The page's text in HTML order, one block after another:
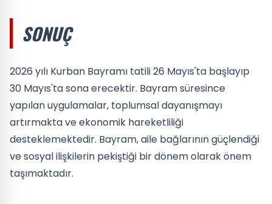
SONUÇ
2026 yılı Kurban Bayramı tatili 26 Mayıs'ta başlayıp
30 Mayıs'ta sona erecektir. Bayram süresince
yapılan uygulamalar, toplumsal dayanışmayı
artırmakta ve ekonomik hareketliliği
desteklemektedir. Bayram, aile bağlarının güçlendiği
ve sosyal ilişkilerin pekiştiği bir dönem olarak önem
taşımaktadır.